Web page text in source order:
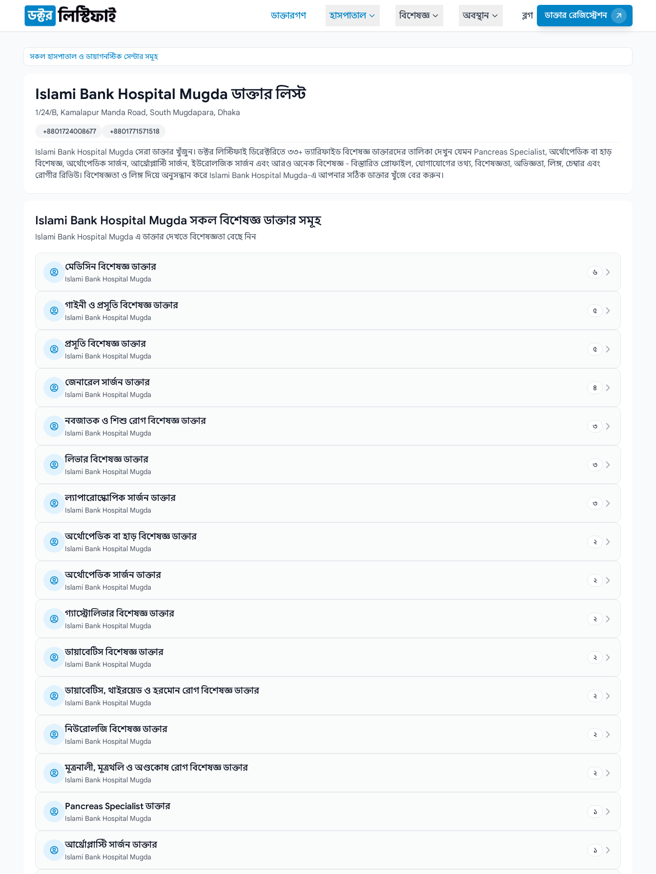
কন্টেন্টে যান
ডাক্তারগণ হাসপাতাল বিশেষজ্ঞ অবস্থান ব্লগ ডাক্তার রেজিস্ট্রেশন
সকল হাসপাতাল ও ডায়াগনস্টিক সেন্টার সমূহ
Islami Bank Hospital Mugda ডাক্তার লিস্ট
1/24/B, Kamalapur Manda Road, South Mugdapara, Dhaka
+8801724008677 +8801771571518
Islami Bank Hospital Mugda সেরা ডাক্তার খুঁজুন। ডক্টর লিস্টিফাই ডিরেক্টরিতে ৩৩+ ভ্যারিফাইড বিশেষজ্ঞ ডাক্তারদের তালিকা দেখুন যেমন Pancreas Specialist, অর্থোপেডিক বা হাড়
বিশেষজ্ঞ, অর্থোপেডিক সার্জন, আর্থ্রোপ্লাস্টি সার্জন, ইউরোলজিক সার্জন এবং আরও অনেক বিশেষজ্ঞ - বিস্তারিত প্রোফাইল, যোগাযোগের তথ্য, বিশেষজ্ঞতা, অভিজ্ঞতা, লিঙ্গ, চেম্বার এবং
রোগীর রিভিউ। বিশেষজ্ঞতা ও লিঙ্গ দিয়ে অনুসন্ধান করে Islami Bank Hospital Mugda-এ আপনার সঠিক ডাক্তার খুঁজে বের করুন।
Islami Bank Hospital Mugda সকল বিশেষজ্ঞ ডাক্তার সমূহ
Islami Bank Hospital Mugda এ ডাক্তার দেখতে বিশেষজ্ঞতা বেছে নিন
মেডিসিন বিশেষজ্ঞ ডাক্তার
Islami Bank Hospital Mugda
৬
গাইনী ও প্রসূতি বিশেষজ্ঞ ডাক্তার
Islami Bank Hospital Mugda
৫
প্রসূতি বিশেষজ্ঞ ডাক্তার
Islami Bank Hospital Mugda
৫
জেনারেল সার্জন ডাক্তার
Islami Bank Hospital Mugda
৪
নবজাতক ও শিশু রোগ বিশেষজ্ঞ ডাক্তার
Islami Bank Hospital Mugda
৩
লিভার বিশেষজ্ঞ ডাক্তার
Islami Bank Hospital Mugda
৩
ল্যাপারোস্কোপিক সার্জন ডাক্তার
Islami Bank Hospital Mugda
৩
অর্থোপেডিক বা হাড় বিশেষজ্ঞ ডাক্তার
Islami Bank Hospital Mugda
২
অর্থোপেডিক সার্জন ডাক্তার
Islami Bank Hospital Mugda
২
গ্যাস্ট্রোলিভার বিশেষজ্ঞ ডাক্তার
Islami Bank Hospital Mugda
২
ডায়াবেটিস বিশেষজ্ঞ ডাক্তার
Islami Bank Hospital Mugda
২
ডায়াবেটিস, থাইরয়েড ও হরমোন রোগ বিশেষজ্ঞ ডাক্তার
Islami Bank Hospital Mugda
২
নিউরোলজি বিশেষজ্ঞ ডাক্তার
Islami Bank Hospital Mugda
২
মূত্রনালী, মূত্রথলি ও অণ্ডকোষ রোগ বিশেষজ্ঞ ডাক্তার
Islami Bank Hospital Mugda
২
Pancreas Specialist ডাক্তার
Islami Bank Hospital Mugda
১
আর্থ্রোপ্লাস্টি সার্জন ডাক্তার
Islami Bank Hospital Mugda
১